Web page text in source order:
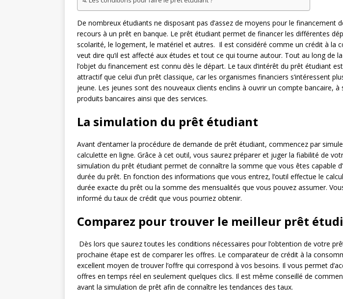
De nombreux étudiants ne disposant pas d’assez de moyens pour le financement
recours à un prêt en banque. Le prêt étudiant permet de financer les différentes
scolarité, le logement, le matériel et autres. Il est considéré comme un crédit à la
veut dire qu’il est affecté aux études et tout ce qui tourne autour. Tout au long de
l’objet du financement est connu dès le départ. Le taux d’intérêt du prêt étudiant
attractif que celui d’un prêt classique, car les organismes financiers s’intéressent
jeune. Les jeunes sont des nouveaux clients enclins à ouvrir un compte bancaire, à
produits bancaires ainsi que des services.
La simulation du prêt étudiant
Avant d’entamer la procédure de demande de prêt étudiant, commencez par
calculette en ligne. Grâce à cet outil, vous saurez préparer et juger la fiabilité de
simulation du prêt étudiant permet de connaître la somme que vous êtes capable
durée du prêt. En fonction des informations que vous entrez, l’outil effectue le
durée exacte du prêt ou la somme des mensualités que vous pouvez assumer.
informé du taux de crédit que vous pourriez obtenir.
Comparez pour trouver le meilleur prêt
Dès lors que saurez toutes les conditions nécessaires pour l’obtention de votre
prochaine étape est de comparer les offres. Le comparateur de crédit à la
excellent moyen de trouver l’offre qui correspond à vos besoins. Il vous permet
offres en temps réel en seulement quelques clics. Il est même conseillé de
avant la simulation de prêt afin de connaître les tendances des taux.